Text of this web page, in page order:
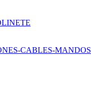
CABLES-MANDOS